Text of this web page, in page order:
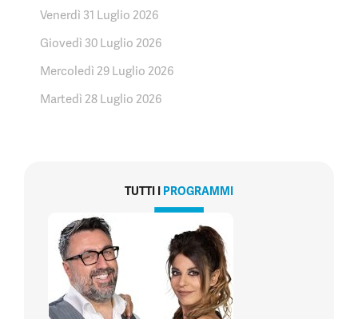
Venerdì 31 Luglio 2026
Giovedì 30 Luglio 2026
Mercoledì 29 Luglio 2026
Martedì 28 Luglio 2026
TUTTI I PROGRAMMI